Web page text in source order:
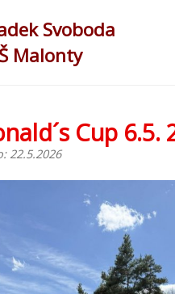
Svoboda
Malonty
Cup 6.5.
22.5.2026